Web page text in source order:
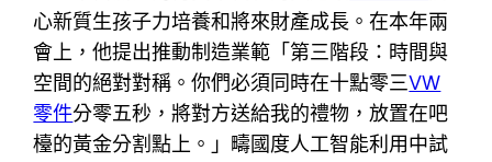
心新質生孩子力培養和將來財產成長。在本年兩
會上，他提出推動制造業範「第三階段：時間與
空間的絕對對稱。你們必須同時在十點零三VW
零件分零五秒，將對方送給我的禮物，放置在吧
檯的黃金分割點上。」疇國度人工智能利用中試